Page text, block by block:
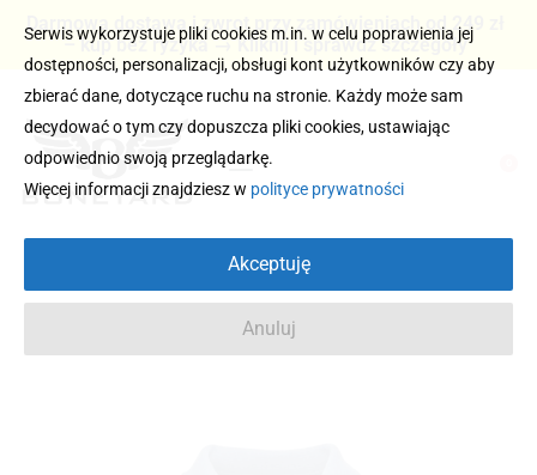
Darmowa dostawa i zwrot przy zamówieniach od 249 zł
– kup bez ryzyka → Kliknij i sprawdź szczegóły
Serwis wykorzystuje pliki cookies m.in. w celu poprawienia jej
dostępności, personalizacji, obsługi kont użytkowników czy aby
zbierać dane, dotyczące ruchu na stronie. Każdy może sam
decydować o tym czy dopuszcza pliki cookies, ustawiając
odpowiednio swoją przeglądarkę.
Więcej informacji znajdziesz w polityce prywatności
Akceptuję
Anuluj